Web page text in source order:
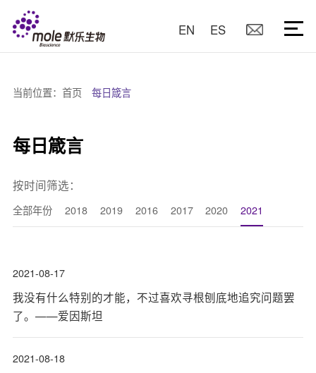
EN ES
当前位置： 首页 每日箴言
每日箴言
按时间筛选：
全部年份 2018 2019 2016 2017 2020 2021
2021-08-17
我没有什么特别的才能，不过喜欢寻根刨底地追究问题罢
了。——爱因斯坦
2021-08-18